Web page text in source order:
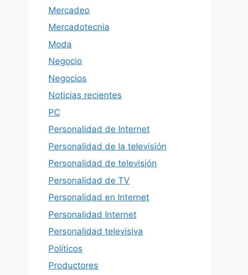
Mercadeo
Mercadotecnia
Moda
Negocio
Negocios
Noticias recientes
PC
Personalidad de Internet
Personalidad de la televisión
Personalidad de televisión
Personalidad de TV
Personalidad en Internet
Personalidad Internet
Personalidad televisiva
Políticos
Productores